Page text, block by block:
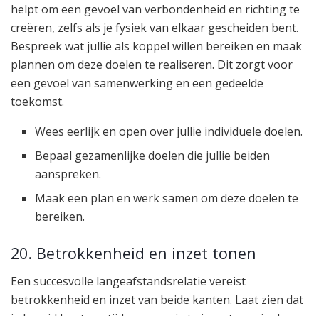
helpt om een gevoel van verbondenheid en richting te
creëren, zelfs als je fysiek van elkaar gescheiden bent.
Bespreek wat jullie als koppel willen bereiken en maak
plannen om deze doelen te realiseren. Dit zorgt voor
een gevoel van samenwerking en een gedeelde
toekomst.
Wees eerlijk en open over jullie individuele doelen.
Bepaal gezamenlijke doelen die jullie beiden
aanspreken.
Maak een plan en werk samen om deze doelen te
bereiken.
20. Betrokkenheid en inzet tonen
Een succesvolle langeafstandsrelatie vereist
betrokkenheid en inzet van beide kanten. Laat zien dat